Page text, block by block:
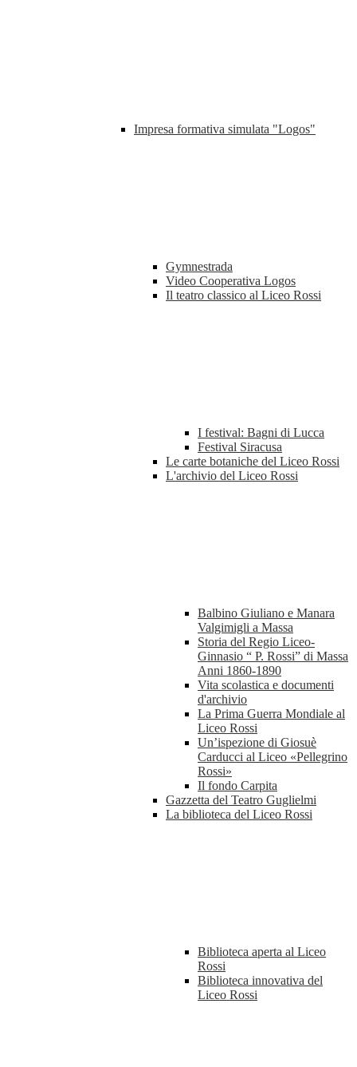
Impresa formativa simulata "Logos"
Gymnestrada
Video Cooperativa Logos
Il teatro classico al Liceo Rossi
I festival: Bagni di Lucca
Festival Siracusa
Le carte botaniche del Liceo Rossi
L'archivio del Liceo Rossi
Balbino Giuliano e Manara
Valgimigli a Massa
Storia del Regio Liceo-
Ginnasio “ P. Rossi” di Massa
Anni 1860-1890
Vita scolastica e documenti
d'archivio
La Prima Guerra Mondiale al
Liceo Rossi
Un’ispezione di Giosuè
Carducci al Liceo «Pellegrino
Rossi»
Il fondo Carpita
Gazzetta del Teatro Guglielmi
La biblioteca del Liceo Rossi
Biblioteca aperta al Liceo
Rossi
Biblioteca innovativa del
Liceo Rossi